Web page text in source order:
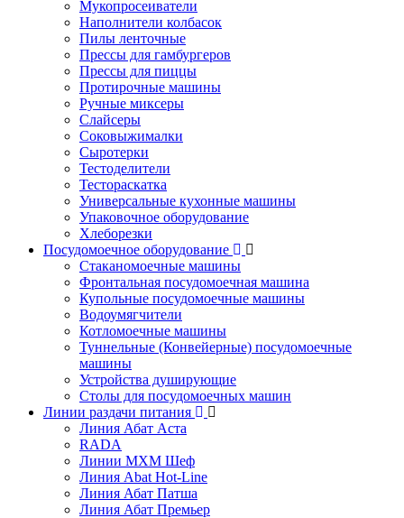
Мукопросеиватели
Наполнители колбасок
Пилы ленточные
Прессы для гамбургеров
Прессы для пиццы
Протирочные машины
Ручные миксеры
Слайсеры
Соковыжималки
Сыротерки
Тестоделители
Тестораскатка
Универсальные кухонные машины
Упаковочное оборудование
Хлеборезки
Посудомоечное оборудование
Стаканомоечные машины
Фронтальная посудомоечная машина
Купольные посудомоечные машины
Водоумягчители
Котломоечные машины
Туннельные (Конвейерные) посудомоечные
машины
Устройства душирующие
Столы для посудомоечных машин
Линии раздачи питания
Линия Абат Аста
RADA
Линии МХМ Шеф
Линия Abat Hot-Line
Линия Абат Патша
Линия Абат Премьер